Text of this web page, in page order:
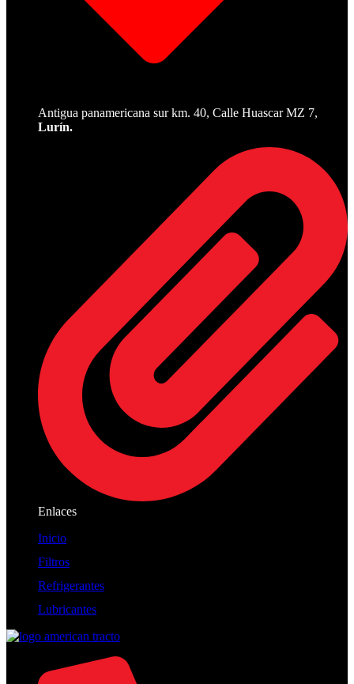
Antigua panamericana sur km. 40, Calle Huascar MZ 7,
Lurín.
Enlaces
Inicio
Filtros
Refrigerantes
Lubricantes